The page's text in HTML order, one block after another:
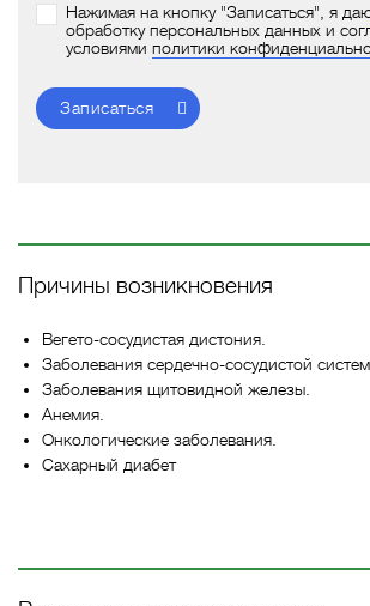
Нажимая на кнопку "Записаться", я
обработку персональных данных и
условиями политики
Записаться
Причины возникновения
Вегето-сосудистая дистония.
Заболевания сердечно-сосудистой
Заболевания щитовидной железы.
Анемия.
Онкологические заболевания.
Сахарный диабет